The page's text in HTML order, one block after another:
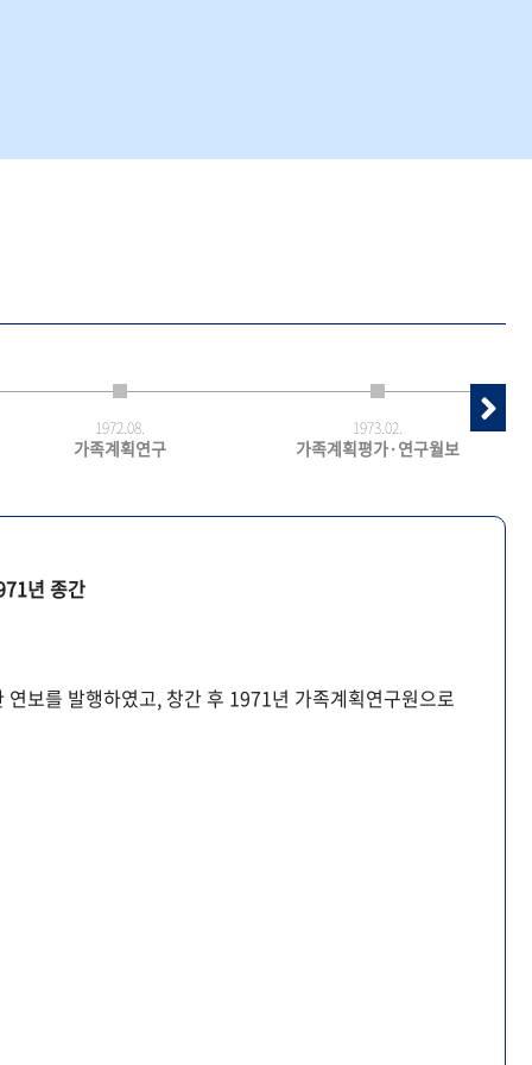
1972.08.
가족계획연구
1973.02.
가족계획평가·연구월보
년 종간
보를 발행하였고, 창간 후 1971년 가족계획연구원으로